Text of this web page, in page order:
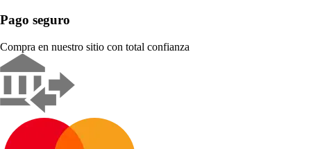
Pago seguro
Compra en nuestro sitio con total confianza